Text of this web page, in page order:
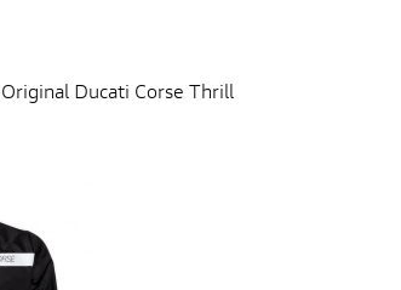
Ducati Corse Thrill